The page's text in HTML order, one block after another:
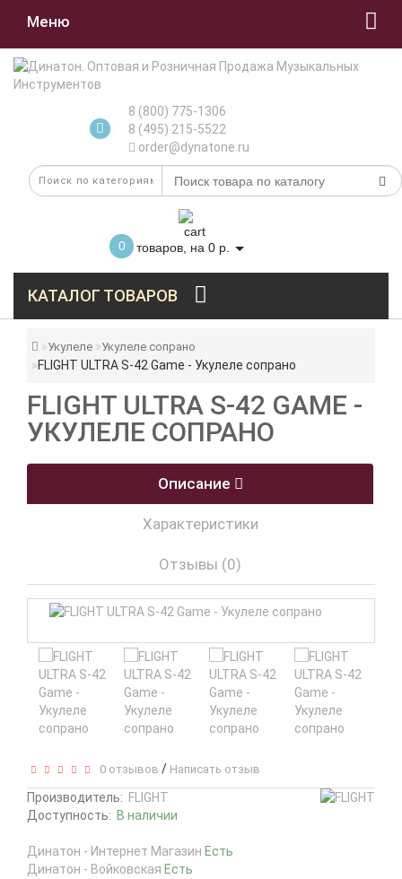
Меню
8 (800) 775-1306
8 (495) 215-5522
order@dynatone.ru
0 товаров, на 0 р.
КАТАЛОГ ТОВАРОВ
Укулеле Укулеле сопрано
FLIGHT ULTRA S-42 Game - Укулеле сопрано
FLIGHT ULTRA S-42 GAME -
УКУЛЕЛЕ СОПРАНО
Описание
Характеристики
Отзывы (0)
0 отзывов / Написать отзыв
Производитель: FLIGHT
Доступность: В наличии
Динатон - Интернет Магазин Есть
Динатон - Войковская Есть